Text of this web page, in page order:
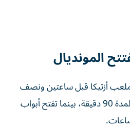
المونديال
أزتيكا قبل ساعتين ونصف
من صافرة البداية، وتستمر لمدة 90 دقيقة، بينما تفتح أبواب